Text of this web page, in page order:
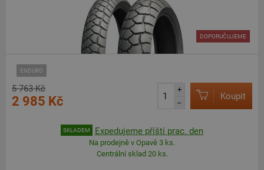
ENDURO
DOPORUČUJEME
5 763 Kč
2 985 Kč
+
–
Koupit
SKLADEM Expedujeme příští prac. den
Na prodejně v Opavě 3 ks.
Centrální sklad 20 ks.